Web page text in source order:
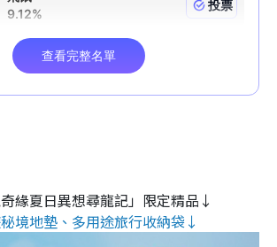
緣夏日異想尋龍記」限定精品↓
境地墊、多用途旅行收納袋↓